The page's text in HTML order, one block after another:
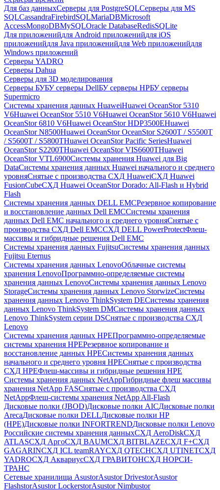
Для баз данныхСерверы для PostgreSQLСерверы для MS
SQLCassandraFirebirdSQLMariaDBMicrosoft
AccessMongoDBMySQLOracle DatabaseRedisSQLite
Для приложенийдля Android приложенийдля iOS
приложенийдля Java приложенийдля Web приложенийдля
Windows приложений
Серверы YADRO
Серверы Dahua
Серверы для 3D моделирования
Серверы БУБУ серверы DellБУ серверы HPБУ серверы
Supermicro
Системы хранения данных HuaweiHuawei OceanStor 5310
V6Huawei OceanStor 5510 V6Huawei OceanStor 5610 V6Huawei
OceanStor 6810 V6Huawei OceanStor HDP3500EHuawei
OceanStor N8500Huawei OceanStor OceanStor S2600T / S5500T
/ S5600T / S5800THuawei OceanStor Pacific SeriesHuawei
OceanStor S2200THuawei OceanStor VIS6600THuawei
OceanStor VTL6900Системы хранения Huawei для Big
DataСистемы хранения данных Huawei начального и среднего
уровняСнятые с производства СХД HuaweiСХД Huawei
FusionCubeСХД Huawei OceanStor Dorado: All-Flash и Hybrid
Flash
Системы хранения данных DELL EMCРезервное копирование
и восстановление данных Dell EMCСистемы хранения
данных Dell EMC начального и среднего уровняСнятые с
производства СХД Dell EMCСХД DELL PowerProtectФлеш-
массивы и гибридные решения Dell EMC
Системы хранения данных FujitsuСистемы хранения данных
Fujitsu Eternus
Системы хранения данных LenovoОблачные системы
хранения LenovoПрограммно-определяемые системы
хранения данных LenovoСистемы хранения данных Lenovo
StorageСистемы хранения данных Lenovo StorwizeСистемы
хранения данных Lenovo ThinkSystem DEСистемы хранения
данных Lenovo ThinkSystem DMСистемы хранения данных
Lenovo ThinkSystem серии DSСнятые с производства СХД
Lenovo
Системы хранения данных HPEПрограммно-определяемые
системы хранения HPEРезервное копирование и
восстановление данных HPEСистемы хранения данных
начального и среднего уровня HPEСнятые с производства
СХД HPEФлеш-массивы и гибридные решения HPE
Cистемы хранения данных NetAppГибридные флеш массивы
хранения NetApp FASСнятые с производства СХД
NetAppФлеш-системы хранения NetApp All-Flash
Дисковые полки (JBOD)Дисковые полки AICДисковые полки
ArecaДисковые полки DELLДисковые полки HP
(HPE)Дисковые полки INFORTRENDДисковые полки Lenovo
Российские системы хранения данныхСХД AeroDiskСХД
ATLASСХД AргоСХД BAUMСХД BITBLAZEСХД F+СХД
GAGARINСХД ICL teamRAYСХД QTECHСХД UTINETСХД
YADROСХД АквариусСХД ГРАВИТОНСХД НОРСИ-
ТРАНС
Сетевые хранилища AsustorAsustor DrivestorAsustor
FlashstorAsustor LockerstorAsustor Nimbustor